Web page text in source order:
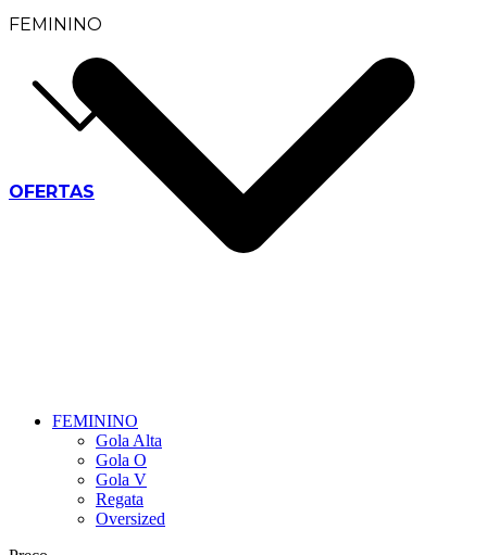
FEMININO
OFERTAS
FEMININO
Gola Alta
Gola O
Gola V
Regata
Oversized